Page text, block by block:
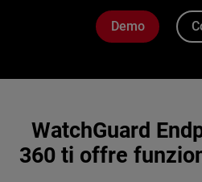
Demo
WatchGuard
360 ti offre